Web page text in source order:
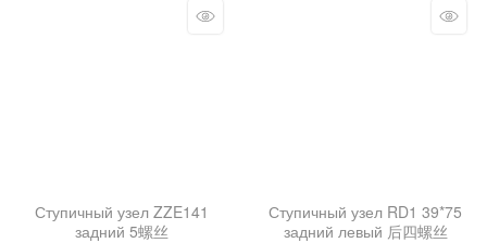
Ступичный узел ZZE141
задний 5螺丝
Ступичный узел RD1 39*75
задний левый 后四螺丝